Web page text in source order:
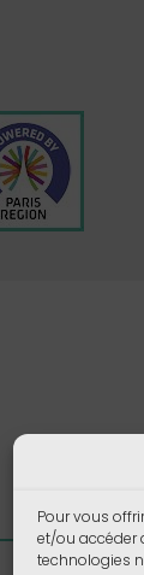
Pour vous
et/ou accéder
technologies